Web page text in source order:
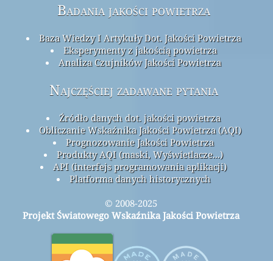
Badania jakości powietrza
Baza Wiedzy I Artykuły Dot. Jakości Powietrza
Eksperymenty z jakością powietrza
Analiza Czujników Jakości Powietrza
Najczęściej zadawane pytania
Źródło danych dot. jakości powietrza
Obliczanie Wskaźnika Jakości Powietrza (AQI)
Prognozowanie Jakości Powietrza
Produkty AQI (maski, Wyświetlacze...)
API (interfejs programowania aplikacji)
Platforma danych historycznych
© 2008-2025
Projekt Światowego Wskaźnika Jakości Powietrza